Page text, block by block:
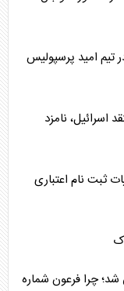
امید پرسپولیس
نامزد
ثبت نام اعتباری
چرا فرعون شماره